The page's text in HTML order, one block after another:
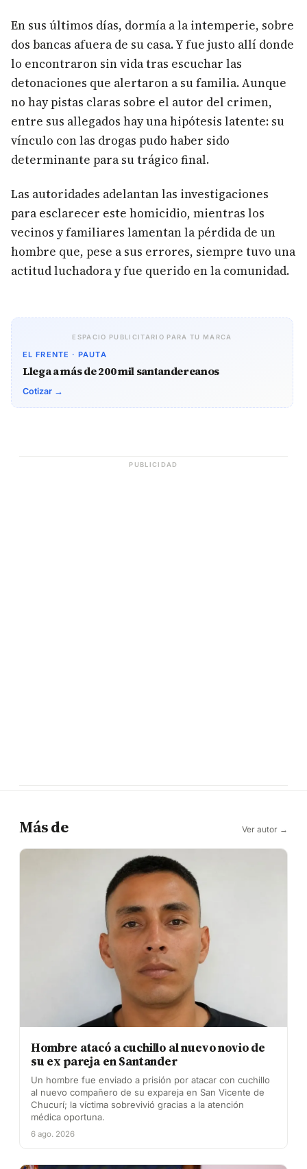
En sus últimos días, dormía a la intemperie, sobre
dos bancas afuera de su casa. Y fue justo allí donde
lo encontraron sin vida tras escuchar las
detonaciones que alertaron a su familia. Aunque
no hay pistas claras sobre el autor del crimen,
entre sus allegados hay una hipótesis latente: su
vínculo con las drogas pudo haber sido
determinante para su trágico final.
Las autoridades adelantan las investigaciones
para esclarecer este homicidio, mientras los
vecinos y familiares lamentan la pérdida de un
hombre que, pese a sus errores, siempre tuvo una
actitud luchadora y fue querido en la comunidad.
ESPACIO PUBLICITARIO PARA TU MARCA
EL FRENTE · PAUTA
Llega a más de 200 mil santandereanos
Cotizar →
PUBLICIDAD
Más de Ver autor →
Hombre atacó a cuchillo al nuevo novio de
su ex pareja en Santander
Un hombre fue enviado a prisión por atacar con cuchillo
al nuevo compañero de su expareja en San Vicente de
Chucurí; la víctima sobrevivió gracias a la atención
médica oportuna.
6 ago. 2026